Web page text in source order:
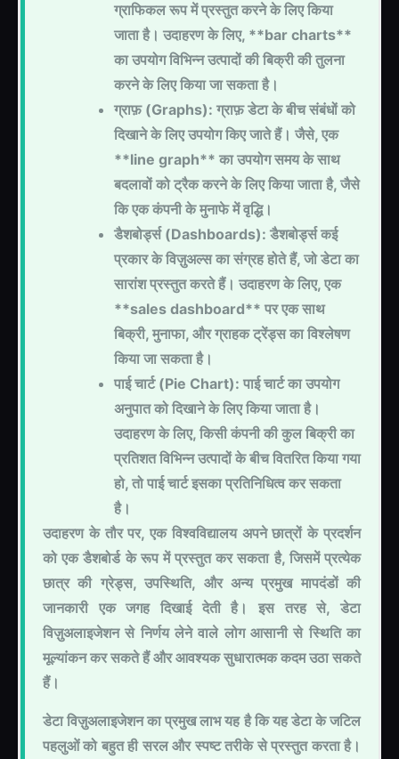
ग्राफिकल रूप में प्रस्तुत करने के लिए किया
जाता है। उदाहरण के लिए, **bar charts**
का उपयोग विभिन्न उत्पादों की बिक्री की तुलना
करने के लिए किया जा सकता है।
ग्राफ़ (Graphs): ग्राफ़ डेटा के बीच संबंधों को
दिखाने के लिए उपयोग किए जाते हैं। जैसे, एक
**line graph** का उपयोग समय के साथ
बदलावों को ट्रैक करने के लिए किया जाता है, जैसे
कि एक कंपनी के मुनाफे में वृद्धि।
डैशबोर्ड्स (Dashboards): डैशबोर्ड्स कई
प्रकार के विज़ुअल्स का संग्रह होते हैं, जो डेटा का
सारांश प्रस्तुत करते हैं। उदाहरण के लिए, एक
**sales dashboard** पर एक साथ
बिक्री, मुनाफा, और ग्राहक ट्रेंड्स का विश्लेषण
किया जा सकता है।
पाई चार्ट (Pie Chart): पाई चार्ट का उपयोग
अनुपात को दिखाने के लिए किया जाता है।
उदाहरण के लिए, किसी कंपनी की कुल बिक्री का
प्रतिशत विभिन्न उत्पादों के बीच वितरित किया गया
हो, तो पाई चार्ट इसका प्रतिनिधित्व कर सकता
है।
उदाहरण के तौर पर, एक विश्वविद्यालय अपने छात्रों के प्रदर्शन
को एक डैशबोर्ड के रूप में प्रस्तुत कर सकता है, जिसमें प्रत्येक
छात्र की ग्रेड्स, उपस्थिति, और अन्य प्रमुख मापदंडों की
जानकारी एक जगह दिखाई देती है। इस तरह से, डेटा
विज़ुअलाइजेशन से निर्णय लेने वाले लोग आसानी से स्थिति का
मूल्यांकन कर सकते हैं और आवश्यक सुधारात्मक कदम उठा सकते
हैं।
डेटा विज़ुअलाइजेशन का प्रमुख लाभ यह है कि यह डेटा के जटिल
पहलुओं को बहुत ही सरल और स्पष्ट तरीके से प्रस्तुत करता है।